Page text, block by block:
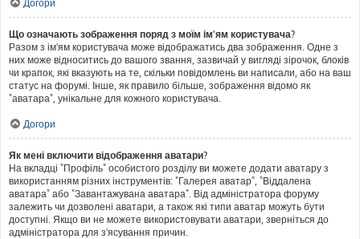
Догори
Що означають зображення поряд з моїм ім'ям користувача?
Разом з ім'ям користувача може відображатись два зображення. Одне з
них може відноситись до вашого звання, зазвичай у вигляді зірочок, блоків
чи крапок, які вказують на те, скільки повідомлень ви написали, або на ваш
статус на форумі. Інше, як правило більше, зображення відомо як
"аватара", унікальне для кожного користувача.
Догори
Як мені включити відображення аватари?
На вкладці "Профіль" особистого розділу ви можете додати аватару з
використанням різних інструментів: "Галерея аватар", "Віддалена
аватара" або "Завантажувана аватара". Від адміністратора форуму
залежить чи дозволені аватари, а також які типи аватар можуть бути
доступні. Якщо ви не можете використовувати аватари, зверніться до
адміністратора для з'ясування причин.